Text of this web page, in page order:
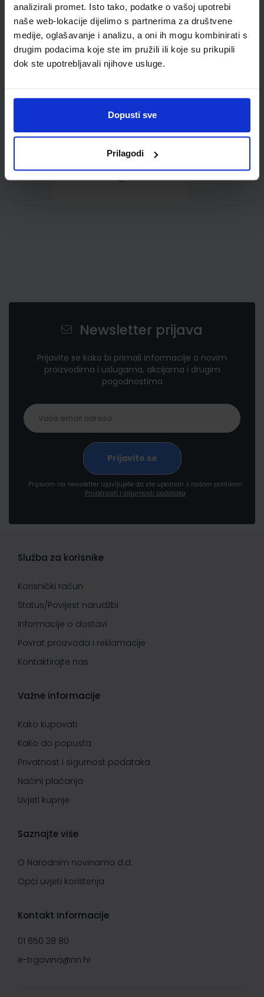
analizirali promet. Isto tako, podatke o vašoj upotrebi
naše web-lokacije dijelimo s partnerima za društvene
medije, oglašavanje i analizu, a oni ih mogu kombinirati s
drugim podacima koje ste im pružili ili koje su prikupili
dok ste upotrebljavali njihove usluge.
Dopusti sve
Prilagodi
0,85 €
Newsletter prijava
Prijavite se kako bi primali informacije o novim
proizvodima i uslugama, akcijama i drugim
pogodnostima
Prijavom na newsletter izjavljujete da ste upoznati s našom politikom
Privatnosti i sigurnosti podataka
Služba za korisnike
Korisnički račun
Status/Povijest narudžbi
Informacije o dostavi
Povrat proizvoda i reklamacije
Kontaktirajte nas
Važne informacije
Kako kupovati
Kako do popusta
Privatnost i sigurnost podataka
Načini plaćanja
Uvjeti kupnje
Saznajte više
O Narodnim novinama d.d.
Opći uvjeti korištenja
Kontakt informacije
01 650 28 80
e-trgovina@nn.hr